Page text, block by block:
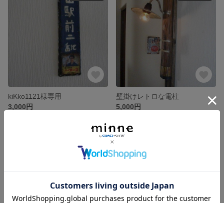
kiKko1121様専用
3,000円
壁掛けレトロな電柱
5,000円